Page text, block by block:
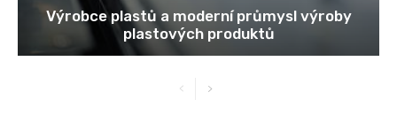
Výrobce plastů a moderní průmysl výroby
plastových produktů